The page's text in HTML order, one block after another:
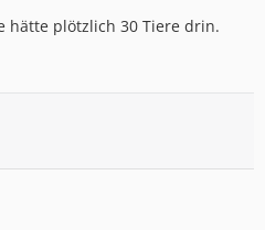
hätte plötzlich 30 Tiere drin.